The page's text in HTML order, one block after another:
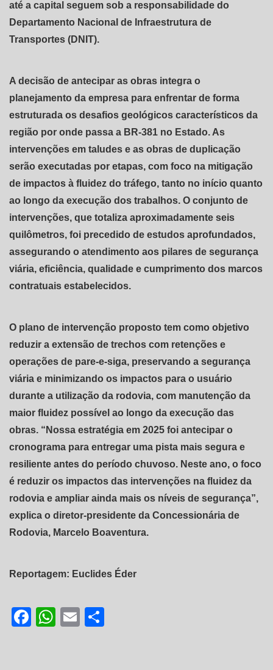
até a capital seguem sob a responsabilidade do
Departamento Nacional de Infraestrutura de
Transportes (DNIT).
A decisão de antecipar as obras integra o
planejamento da empresa para enfrentar de forma
estruturada os desafios geológicos característicos da
região por onde passa a BR-381 no Estado. As
intervenções em taludes e as obras de duplicação
serão executadas por etapas, com foco na mitigação
de impactos à fluidez do tráfego, tanto no início quanto
ao longo da execução dos trabalhos. O conjunto de
intervenções, que totaliza aproximadamente seis
quilômetros, foi precedido de estudos aprofundados,
assegurando o atendimento aos pilares de segurança
viária, eficiência, qualidade e cumprimento dos marcos
contratuais estabelecidos.
O plano de intervenção proposto tem como objetivo
reduzir a extensão de trechos com retenções e
operações de pare-e-siga, preservando a segurança
viária e minimizando os impactos para o usuário
durante a utilização da rodovia, com manutenção da
maior fluidez possível ao longo da execução das
obras. “Nossa estratégia em 2025 foi antecipar o
cronograma para entregar uma pista mais segura e
resiliente antes do período chuvoso. Neste ano, o foco
é reduzir os impactos das intervenções na fluidez da
rodovia e ampliar ainda mais os níveis de segurança”,
explica o diretor-presidente da Concessionária de
Rodovia, Marcelo Boaventura.
Reportagem: Euclides Éder
Facebook
WhatsApp
Email